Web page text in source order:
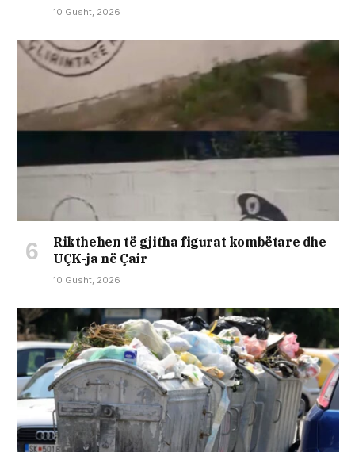
10 Gusht, 2026
Rikthehen të gjitha figurat kombëtare dhe
UÇK-ja në Çair
10 Gusht, 2026